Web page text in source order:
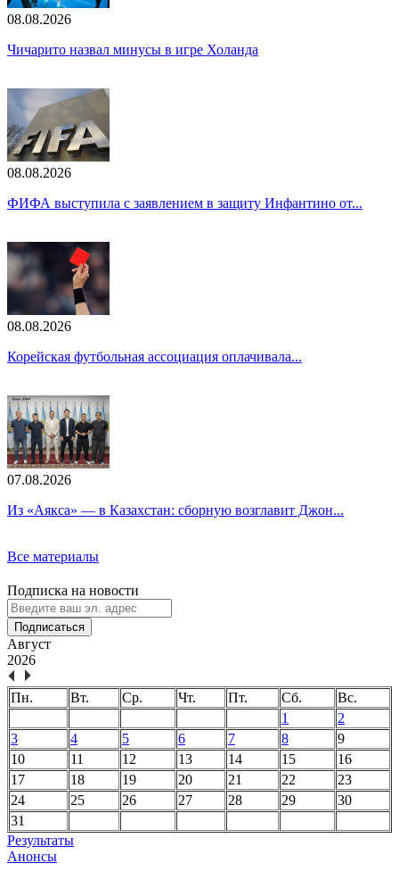
08.08.2026
Чичарито назвал минусы в игре Холанда
08.08.2026
ФИФА выступила с заявлением в защиту Инфантино от...
08.08.2026
Корейская футбольная ассоциация оплачивала...
07.08.2026
Из «Аякса» — в Казахстан: сборную возглавит Джон...
Все материалы
Подписка на новости
Подписаться
Август
2026
Пн. Вт. Ср. Чт. Пт. Сб.
Вс.
1
2
3
4 5 6 7 8
9
10
11 12 13 14 15
16
17
18 19 20 21 22
23
24
25 26 27 28 29
30
31
Результаты
Анонсы